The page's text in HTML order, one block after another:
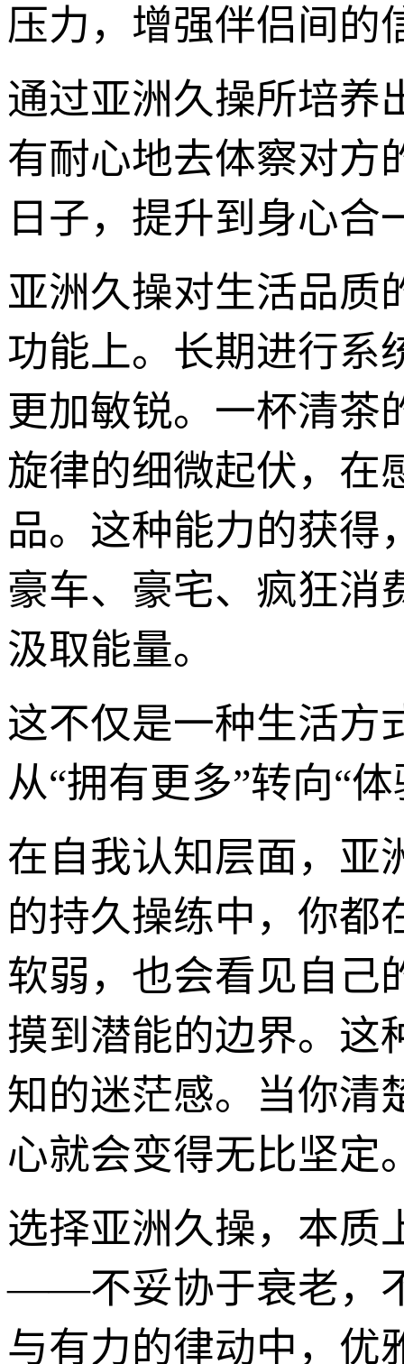
压力，增强伴侣间的
通过亚洲久操所培养
有耐心地去体察对方
日子，提升到身心合
亚洲久操对生活品质
功能上。长期进行系
更加敏锐。一杯清茶
旋律的细微起伏，在
品。这种能力的获得
豪车、豪宅、疯狂消
汲取能量。
这不仅是一种生活
从“拥有更多”转向“
在自我认知层面，亚
的持久操练中，你都
软弱，也会看见自己
摸到潜能的边界。这
知的迷茫感。当你清
心就会变得无比坚定
选择亚洲久操，本质
——不妥协于衰老，
与有力的律动中，优